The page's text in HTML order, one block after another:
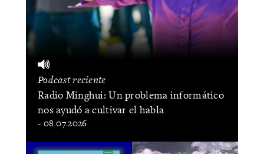
Podcast reciente
Radio Minghui: Un problema informático
nos ayudó a cultivar el habla
- 08.07.2026